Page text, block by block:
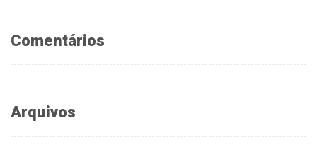
Comentários
Arquivos